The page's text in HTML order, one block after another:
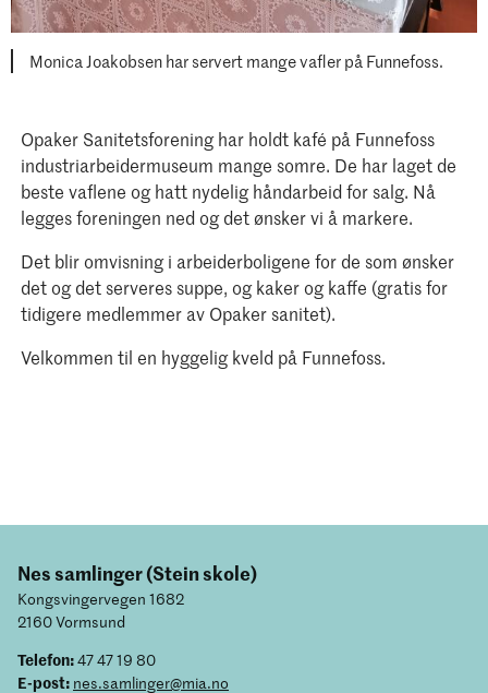
Monica Joakobsen har servert mange vafler på Funnefoss.
Opaker Sanitetsforening har holdt kafé på Funnefoss
industriarbeidermuseum mange somre. De har laget de
beste vaflene og hatt nydelig håndarbeid for salg. Nå
legges foreningen ned og det ønsker vi å markere.
Det blir omvisning i arbeiderboligene for de som ønsker
det og det serveres suppe, og kaker og kaffe (gratis for
tidigere medlemmer av Opaker sanitet).
Velkommen til en hyggelig kveld på Funnefoss.
Nes samlinger (Stein skole)
Kongsvingervegen 1682
2160 Vormsund
Telefon:47 47 19 80
E-post: nes.samlinger@mia.no